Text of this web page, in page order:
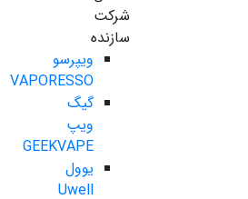
شرکت
سازنده
ویپرسو
VAPORESSO
گیگ
ویپ
GEEKVAPE
یوول
Uwell